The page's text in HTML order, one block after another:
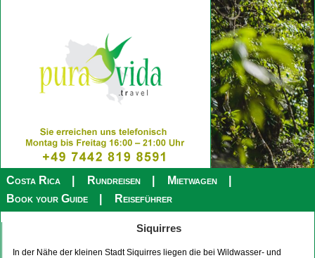
Costa Rica Rundreisen
Mietwagen
Book your Guide
Reiseführer
Siquirres
In der Nähe der kleinen Stadt Siquirres liegen die bei Wildwasser- und